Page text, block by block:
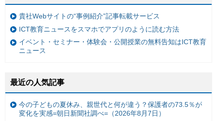
貴社Webサイトの“事例紹介”記事転載サービス
ICT教育ニュースをスマホでアプリのように読む方法
イベント・セミナー・体験会・公開授業の無料告知はICT教育
ニュース
最近の人気記事
今の子どもの夏休み、親世代と何が違う？保護者の73.5％が
変化を実感=朝日新聞社調べ=（2026年8月7日）